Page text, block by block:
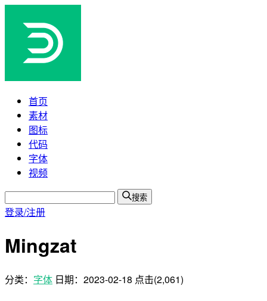
首页
素材
图标
代码
字体
视频
搜索
登录/注册
Mingzat
分类： 字体 日期： 2023-02-18 点击(2,061)